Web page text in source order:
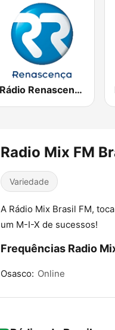
Rádio Renascença
Radio Mix FM
Variedade
A Rádio Mix Brasil FM,
um M-I-X de sucessos!
Frequências Radio
Osasco: Online